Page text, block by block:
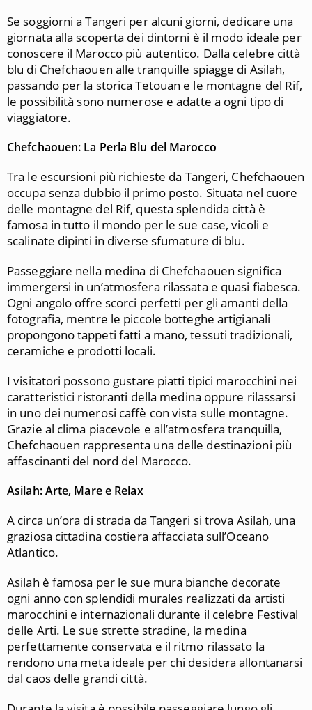
Se soggiorni a Tangeri per alcuni giorni, dedicare una
giornata alla scoperta dei dintorni è il modo ideale per
conoscere il Marocco più autentico. Dalla celebre città
blu di Chefchaouen alle tranquille spiagge di Asilah,
passando per la storica Tetouan e le montagne del Rif,
le possibilità sono numerose e adatte a ogni tipo di
viaggiatore.
Chefchaouen: La Perla Blu del Marocco
Tra le escursioni più richieste da Tangeri, Chefchaouen
occupa senza dubbio il primo posto. Situata nel cuore
delle montagne del Rif, questa splendida città è
famosa in tutto il mondo per le sue case, vicoli e
scalinate dipinti in diverse sfumature di blu.
Passeggiare nella medina di Chefchaouen significa
immergersi in un’atmosfera rilassata e quasi fiabesca.
Ogni angolo offre scorci perfetti per gli amanti della
fotografia, mentre le piccole botteghe artigianali
propongono tappeti fatti a mano, tessuti tradizionali,
ceramiche e prodotti locali.
I visitatori possono gustare piatti tipici marocchini nei
caratteristici ristoranti della medina oppure rilassarsi
in uno dei numerosi caffè con vista sulle montagne.
Grazie al clima piacevole e all’atmosfera tranquilla,
Chefchaouen rappresenta una delle destinazioni più
affascinanti del nord del Marocco.
Asilah: Arte, Mare e Relax
A circa un’ora di strada da Tangeri si trova Asilah, una
graziosa cittadina costiera affacciata sull’Oceano
Atlantico.
Asilah è famosa per le sue mura bianche decorate
ogni anno con splendidi murales realizzati da artisti
marocchini e internazionali durante il celebre Festival
delle Arti. Le sue strette stradine, la medina
perfettamente conservata e il ritmo rilassato la
rendono una meta ideale per chi desidera allontanarsi
dal caos delle grandi città.